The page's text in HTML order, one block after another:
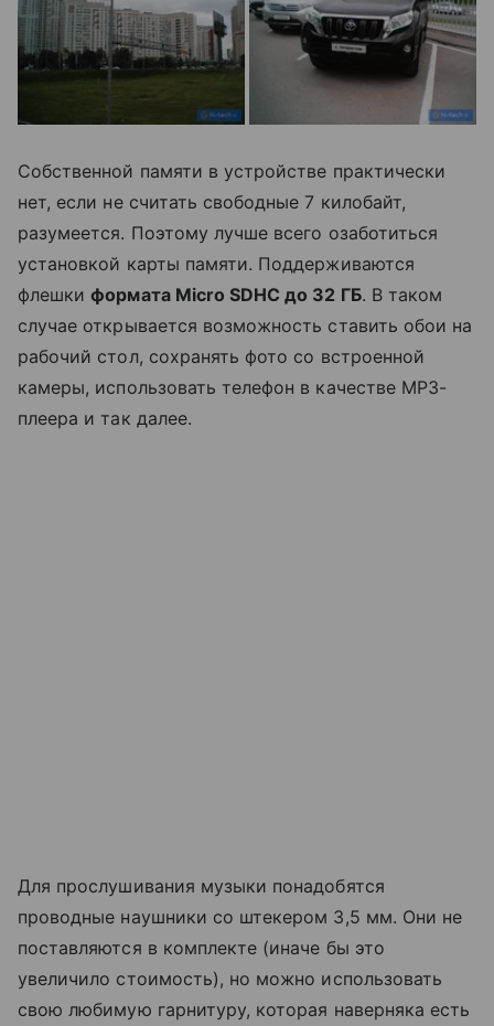
Собственной памяти в устройстве практически
нет, если не считать свободные 7 килобайт,
разумеется. Поэтому лучше всего озаботиться
установкой карты памяти. Поддерживаются
флешкиформата Micro SDHC до 32 ГБ. В таком
случае открывается возможность ставить обои на
рабочий стол, сохранять фото со встроенной
камеры, использовать телефон в качестве MP3-
плеера и так далее.
Для прослушивания музыки понадобятся
проводные наушники со штекером 3,5 мм. Они не
поставляются в комплекте (иначе бы это
увеличило стоимость), но можно использовать
свою любимую гарнитуру, которая наверняка есть